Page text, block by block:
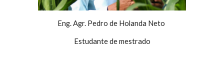
Eng. Agr. Pedro de Holanda Neto
Estudante de mestrado